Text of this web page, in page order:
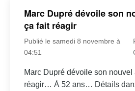
Marc Dupré dévoile son
ça fait réagir
Publié le samedi 8 novembre à
04:51
Marc Dupré dévoile son nouvel
réagir… À 52 ans… Détails